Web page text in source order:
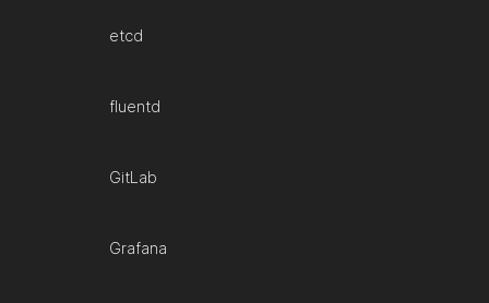
etcd
fluentd
GitLab
Grafana